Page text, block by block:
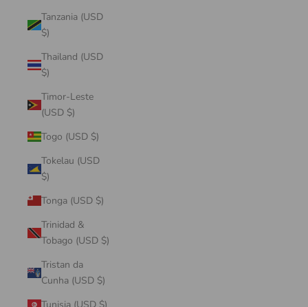
Tanzania (USD
$)
Thailand (USD
$)
Timor-Leste
(USD $)
Togo (USD $)
Tokelau (USD
$)
Tonga (USD $)
Trinidad &
Tobago (USD $)
Tristan da
Cunha (USD $)